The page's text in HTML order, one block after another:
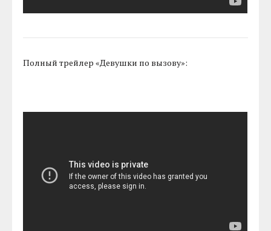
Полный трейлер «Девушки по вызову»: